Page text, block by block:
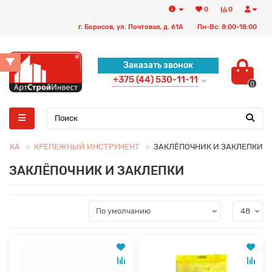
0
0
г. Борисов, ул. Почтовая, д. 61А Пн-Вс: 8:00-18:00
Заказать звонок
+375 (44) 530-11-11 0
КРЕПЕЖНЫЙ ИНСТРУМЕНТ ЗАКЛЁПОЧНИК И ЗАКЛЕПКИ
ЗАКЛЁПОЧНИК И ЗАКЛЕПКИ